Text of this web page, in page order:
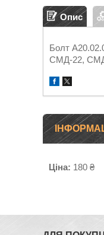
Опис
Болт
СМД-22, СМД-
Ціна: 180 ₴